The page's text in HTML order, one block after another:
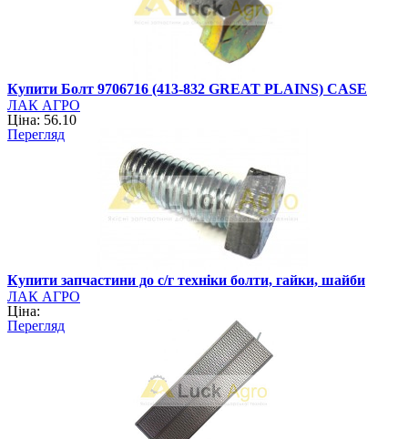
Купити Болт 9706716 (413-832 GREAT PLAINS) CASE
ЛАК АГРО
Ціна: 56.10
Перегляд
Купити запчастини до с/г техніки болти, гайки, шайби
ЛАК АГРО
Ціна:
Перегляд